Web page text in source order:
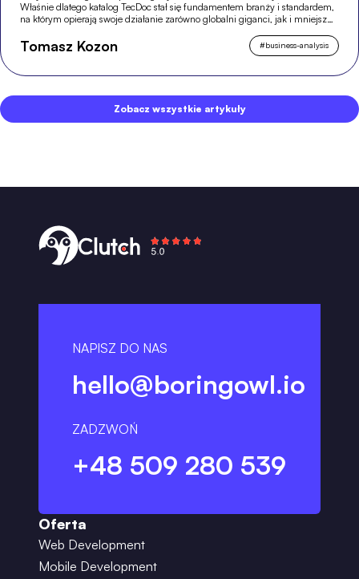
Właśnie dlatego katalog TecDoc stał się fundamentem branży i standardem,
na którym opierają swoje działanie zarówno globalni giganci, jak i mniejsze,
Tomasz Kozon #business-analysis
Zobacz wszystkie artykuły
NAPISZ DO NAS
hello@boringowl.io
ZADZWOŃ
+48 509 280 539
Oferta
Web Development
Mobile Development